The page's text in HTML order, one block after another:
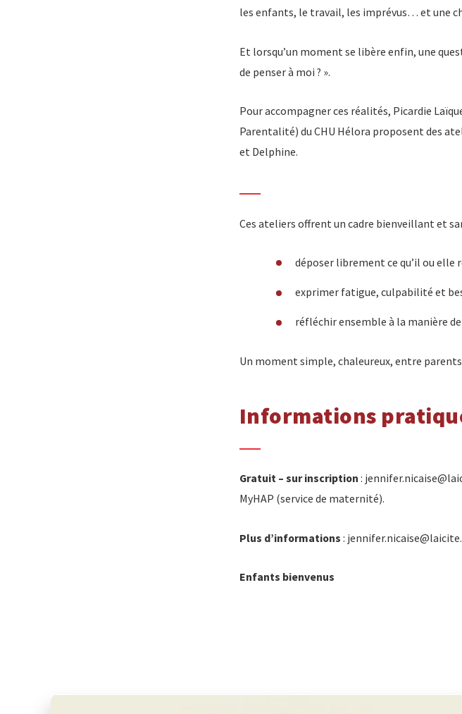
les enfants, le travail, les imprévus… et une
Et lorsqu’un moment se libère enfin, une
de penser à moi ? ».
Pour accompagner ces réalités, Picardie
Parentalité) du CHU Hélora proposent des
et Delphine.
Ces ateliers offrent un cadre bienveillant et
déposer librement ce qu’il ou elle
exprimer fatigue, culpabilité et
réfléchir ensemble à la manière de
Un moment simple, chaleureux, entre
Informations
Gratuit – sur inscription :
MyHAP (service de maternité).
Plus d’informations :
Enfants bienvenus